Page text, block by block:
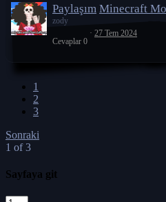
Paylaşım Minecraft
zody
Cevaplar 0
27 Tem 2024
1
2
3
Sonraki
1 of 3
Sayfaya git